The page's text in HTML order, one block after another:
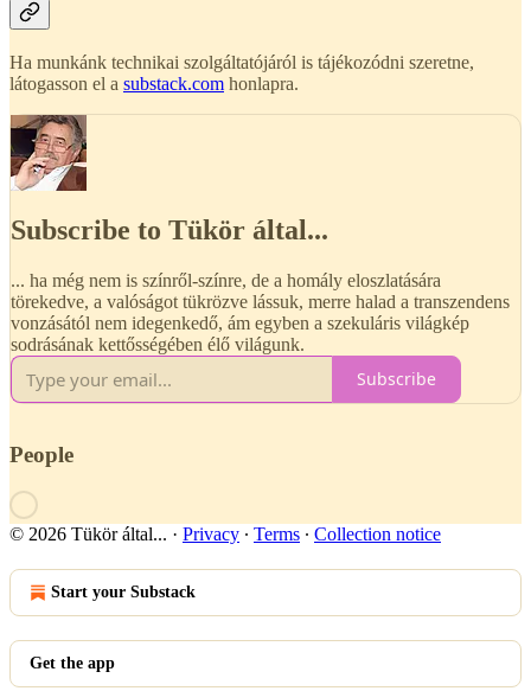
Ha munkánk technikai szolgáltatójáról is tájékozódni szeretne,
látogasson el a substack.com honlapra.
Subscribe to Tükör által...
... ha még nem is színről-színre, de a homály eloszlatására
törekedve, a valóságot tükrözve lássuk, merre halad a transzendens
vonzásától nem idegenkedő, ám egyben a szekuláris világkép
sodrásának kettősségében élő világunk.
Subscribe
People
© 2026 Tükör által... · Privacy ∙ Terms ∙ Collection notice
Start your Substack
Get the app